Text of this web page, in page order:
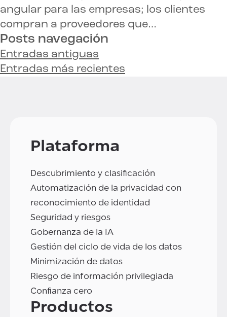
angular para las empresas; los clientes
compran a proveedores que…
Posts navegación
Entradas antiguas
Entradas más recientes
Plataforma
Descubrimiento y clasificación
Automatización de la privacidad con
reconocimiento de identidad
Seguridad y riesgos
Gobernanza de la IA
Gestión del ciclo de vida de los datos
Minimización de datos
Riesgo de información privilegiada
Confianza cero
Productos